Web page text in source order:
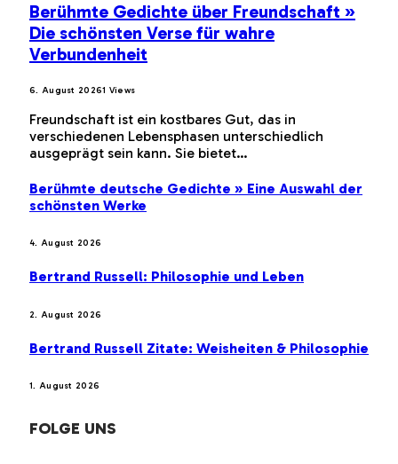
Berühmte Gedichte über Freundschaft »
Die schönsten Verse für wahre
Verbundenheit
6. August 20261 Views
Freundschaft ist ein kostbares Gut, das in
verschiedenen Lebensphasen unterschiedlich
ausgeprägt sein kann. Sie bietet…
Berühmte deutsche Gedichte » Eine Auswahl der
schönsten Werke
4. August 2026
Bertrand Russell: Philosophie und Leben
2. August 2026
Bertrand Russell Zitate: Weisheiten & Philosophie
1. August 2026
FOLGE UNS